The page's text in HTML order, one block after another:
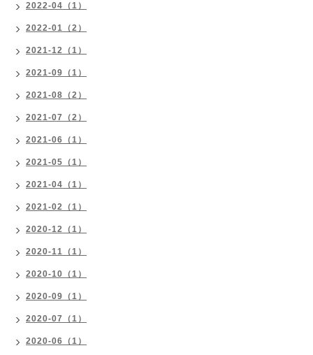
2022-04（1）
2022-01（2）
2021-12（1）
2021-09（1）
2021-08（2）
2021-07（2）
2021-06（1）
2021-05（1）
2021-04（1）
2021-02（1）
2020-12（1）
2020-11（1）
2020-10（1）
2020-09（1）
2020-07（1）
2020-06（1）